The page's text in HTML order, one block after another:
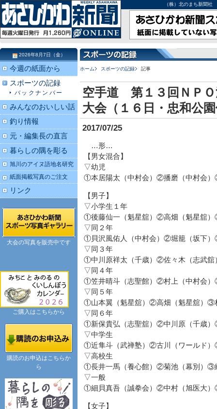
（株）北のまち新聞
ホーム スポーツの記録 記事
空手道 第１３回ＮＰＯ
大会（１６日・忠和公
2017/07/25
…形…
【男女混合】
▽幼児
①本居陽太（中村会）②播磨（中村会
【男子】
▽小学生１年
①後藤仙一（魁星舘）②高畑（魁星舘
▽同２年
①貝沢風佑人（中村会）②堀籠（坂下
▽同３年
①中川原祥太（千歳）②佐々木（志武
▽同４年
①笠井晴斗（志聖館）②村上（中村会
▽同５年
①山本翼（魁星舘）②高畑（魁星舘）③
▽同６年
①新保貴弘（志聖舘）②中川原（千歳
▽中学生
①近隼斗（武禅塾）②古川（ワールド
▽高校生
①長井一馬（養心館）②菊池（幕別）③
▽一般
①細貝真吾（誠拳会）②中村（旭医大
【女子】
2026年8月7日（金）
今週の紙面から
スポーツの記録
バックナンバー
みんなのおいしい話
釣り情報
元・編集長の直言
暮らしの隅を彫る
旭川のアイヌ語地名研究
紙面掲載写真のご注文
リンク
大会の写真を販売中です
ご購入はこちらから
購読のお申込はこちらか
ら